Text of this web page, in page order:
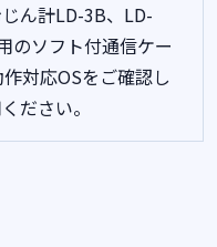
ん計LD-3B、LD-
のソフト付通信ケー
対応OSをご確認し
ださい。